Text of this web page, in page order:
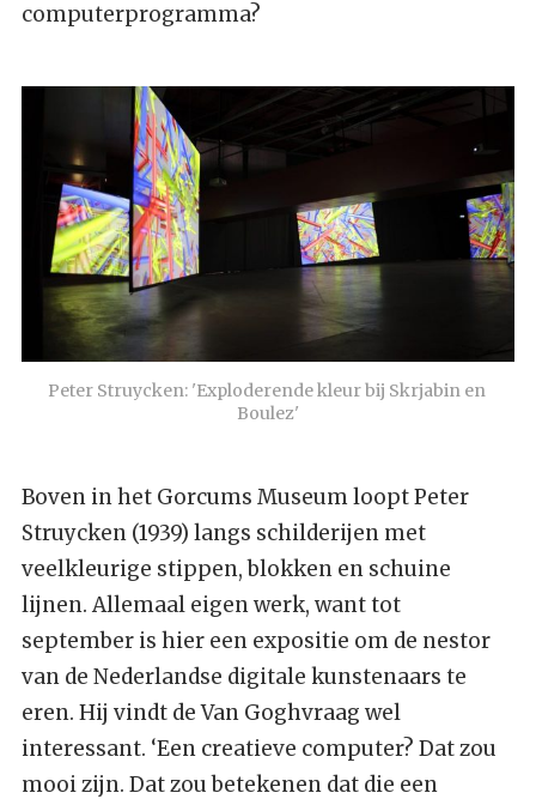
computerprogramma?
Peter Struycken: 'Exploderende kleur bij Skrjabin en
Boulez'
Boven in het Gorcums Museum loopt Peter
Struycken (1939) langs schilderijen met
veelkleurige stippen, blokken en schuine
lijnen. Allemaal eigen werk, want tot
september is hier een expositie om de nestor
van de Nederlandse digitale kunstenaars te
eren. Hij vindt de Van Goghvraag wel
interessant. ‘Een creatieve computer? Dat zou
mooi zijn. Dat zou betekenen dat die een